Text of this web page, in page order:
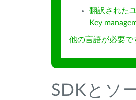
翻訳された
Key
他の言語が必要で
SDKとソ